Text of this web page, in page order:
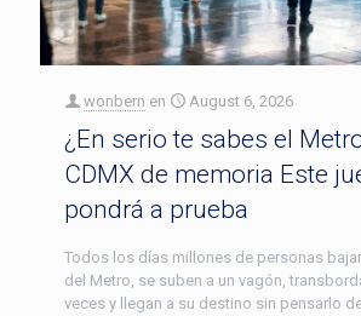
wonbern en August 6, 2026
¿En serio te sabes el
CDMX de memoria Este
pondrá a prueba
Todos los días millones de personas
del Metro, se suben a un vagón,
veces y llegan a su destino sin pensarlo